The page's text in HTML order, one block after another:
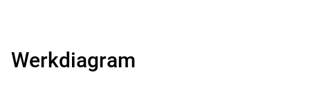
Werkdiagram